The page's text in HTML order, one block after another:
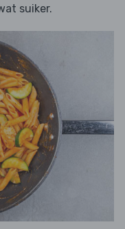
suiker.